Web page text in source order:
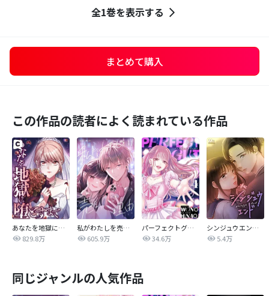
全1巻を表示する
まとめて購入
この作品の読者によく読まれている作品
あなたを地獄に堕とすまで
829.8万
私がわたしを売る理由
605.9万
パーフェクトグリッター
34.6万
シンジュウエンド【タテヨミ】
5.4万
同じジャンルの人気作品